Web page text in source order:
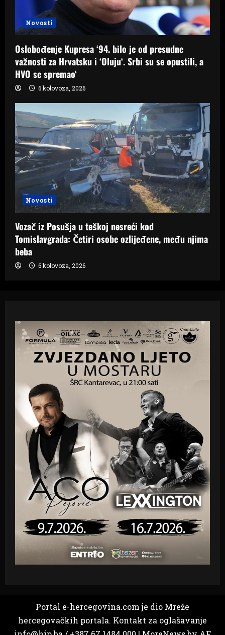
Novosti
Oslobođenje Kupresa ‘94. bilo je od presudne
važnosti za Hrvatsku i ‘Oluju‘. Srbi su se opustili, a
HVO se spremao‘
6 kolovoza, 2026
Novosti
Vozač iz Posušja u teškoj nesreći kod
Tomislavgrada: Četiri osobe ozlijeđene, među njima
beba
6 kolovoza, 2026
Portal e-hercegovina.com je dio Mreže
hercegovačkih portala. Kontakt za oglašavanje